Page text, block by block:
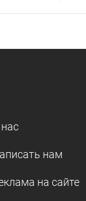
нам
на сайте